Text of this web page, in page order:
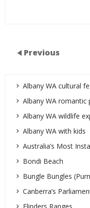
Previous
Albany WA cultural
Albany WA romantic
Albany WA wildlife
Albany WA with kids
Australia’s Most
Bondi Beach
Bungle Bungles
Canberra’s